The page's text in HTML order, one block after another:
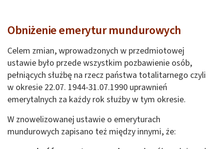
Obniżenie emerytur mundurowych
Celem zmian, wprowadzonych w przedmiotowej
ustawie było przede wszystkim pozbawienie osób,
pełniących służbę na rzecz państwa totalitarnego czyli
w okresie 22.07. 1944-31.07.1990 uprawnień
emerytalnych za każdy rok służby w tym okresie.
W znowelizowanej ustawie o emeryturach
mundurowych zapisano też między innymi, że: